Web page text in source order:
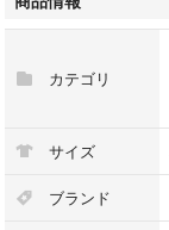
カテゴリ
サイズ
ブランド